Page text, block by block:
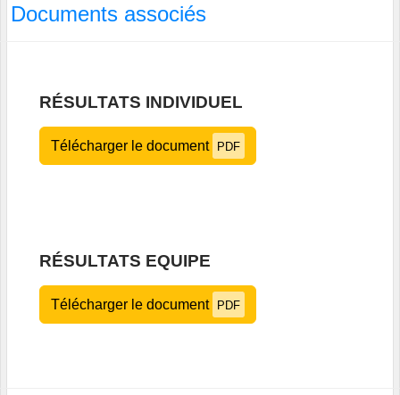
Documents associés
RÉSULTATS INDIVIDUEL
Télécharger le document PDF
RÉSULTATS EQUIPE
Télécharger le document PDF